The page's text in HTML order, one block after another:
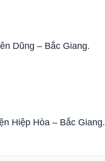
Dũng – Bắc Giang.
Hiệp Hòa – Bắc Giang.